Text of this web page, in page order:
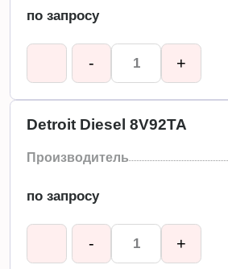
по запросу
- +
Detroit Diesel 8V92TA
Производитель
по запросу
- +